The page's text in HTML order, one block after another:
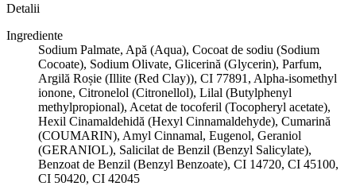
Detalii
Ingrediente
Sodium Palmate, Apă (Aqua), Cocoat de sodiu (Sodium
Cocoate), Sodium Olivate, Glicerină (Glycerin), Parfum,
Argilă Roșie (Illite (Red Clay)), CI 77891, Alpha-isomethyl
ionone, Citronelol (Citronellol), Lilal (Butylphenyl
methylpropional), Acetat de tocoferil (Tocopheryl acetate),
Hexil Cinamaldehidă (Hexyl Cinnamaldehyde), Cumarină
(COUMARIN), Amyl Cinnamal, Eugenol, Geraniol
(GERANIOL), Salicilat de Benzil (Benzyl Salicylate),
Benzoat de Benzil (Benzyl Benzoate), CI 14720, CI 45100,
CI 50420, CI 42045